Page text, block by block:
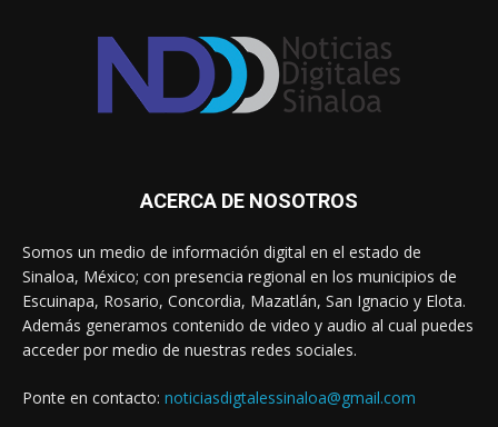
ACERCA DE NOSOTROS
Somos un medio de información digital en el estado de
Sinaloa, México; con presencia regional en los municipios de
Escuinapa, Rosario, Concordia, Mazatlán, San Ignacio y Elota.
Además generamos contenido de video y audio al cual puedes
acceder por medio de nuestras redes sociales.
Ponte en contacto: noticiasdigtalessinaloa@gmail.com